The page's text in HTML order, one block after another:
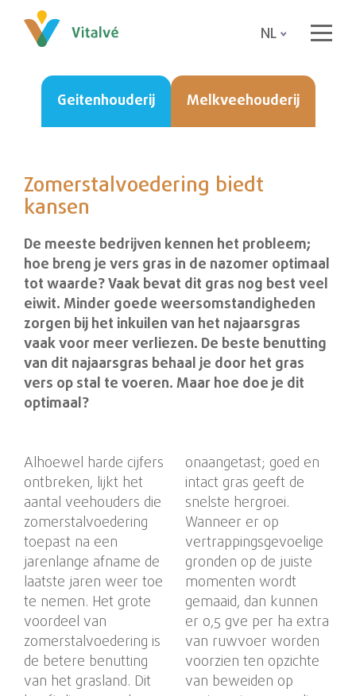
NL
Geitenhouderij Melkveehouderij
Zomerstalvoedering biedt
kansen
De meeste bedrijven kennen het probleem;
hoe breng je vers gras in de nazomer optimaal
tot waarde? Vaak bevat dit gras nog best veel
eiwit. Minder goede weersomstandigheden
zorgen bij het inkuilen van het najaarsgras
vaak voor meer verliezen. De beste benutting
van dit najaarsgras behaal je door het gras
vers op stal te voeren. Maar hoe doe je dit
optimaal?
Alhoewel harde cijfers
ontbreken, lijkt het
aantal veehouders die
zomerstalvoedering
toepast na een
jarenlange afname de
laatste jaren weer toe
te nemen. Het grote
voordeel van
zomerstalvoedering is
de betere benutting
van het grasland. Dit
onaangetast; goed en
intact gras geeft de
snelste hergroei.
Wanneer er op
vertrappingsgevoelige
gronden op de juiste
momenten wordt
gemaaid, dan kunnen
er 0,5 gve per ha extra
van ruwvoer worden
voorzien ten opzichte
van beweiden op